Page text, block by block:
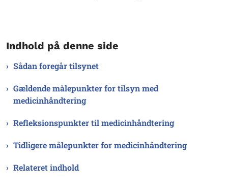
Indhold på denne side
Sådan foregår tilsynet
Gældende målepunkter for tilsyn med
medicinhåndtering
Refleksionspunkter til medicinhåndtering
Tidligere målepunkter for medicinhåndtering
Relateret indhold